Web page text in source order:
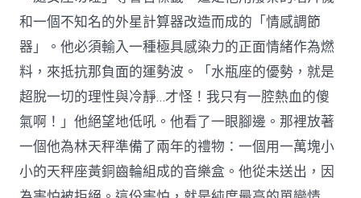
和一個不知名的外星計算器改造而成的「情感調節
器」。他必須輸入一種極具感染力的正面情緒作為燃
料，來抵抗那負面的運勢波。「水瓶座的優勢，就是
超脫一切的理性與冷靜…才怪！我只有一腔熱血的傻
氣啊！」他絕望地低吼。他看了一眼腳邊。那裡放著
一個他為林天秤準備了兩年的禮物：一個用一萬塊小
小的天秤座黃銅齒輪組成的音樂盒。他從未送出，因